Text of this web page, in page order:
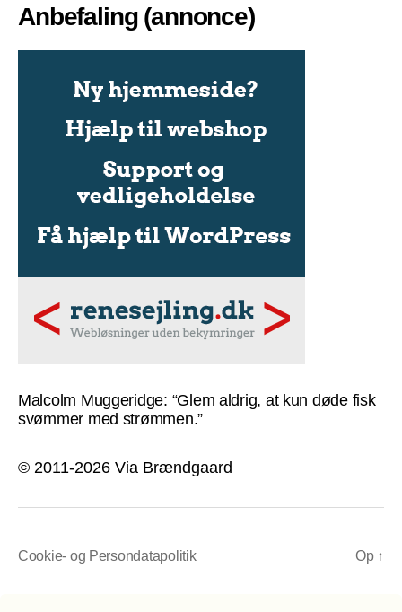
Anbefaling (annonce)
Malcolm Muggeridge: “Glem aldrig, at kun døde fisk
svømmer med strømmen.”
© 2011-2026 Via Brændgaard
Cookie- og Persondatapolitik Op ↑